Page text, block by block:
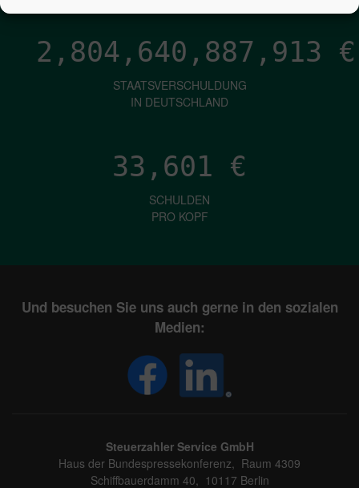
2,804,640,888,759 €
STAATSVERSCHULDUNG
IN DEUTSCHLAND
33,601 €
SCHULDEN
PRO KOPF
Und besuchen Sie uns auch gerne in den sozialen
Medien:
Steuerzahler Service GmbH
Haus der Bundespressekonferenz, Raum 4309
Schiffbauerdamm 40, 10117 Berlin